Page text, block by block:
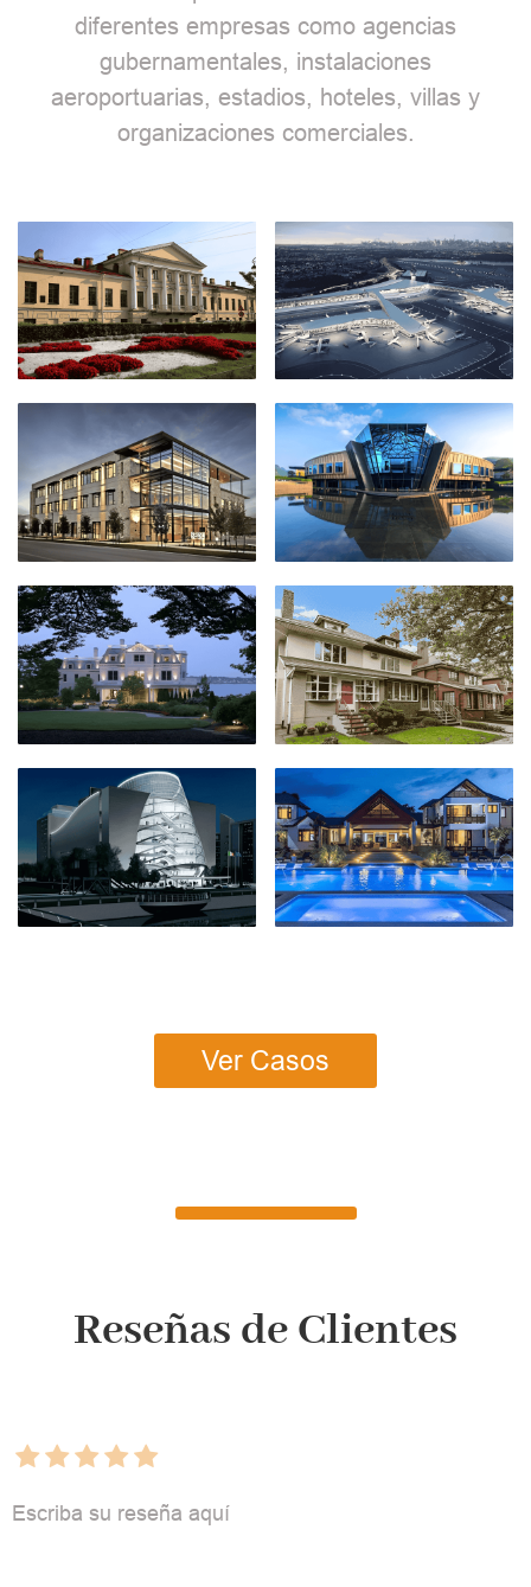
diferentes empresas como agencias
gubernamentales, instalaciones
aeroportuarias, estadios, hoteles, villas y
organizaciones comerciales.
Ver Casos
Reseñas de Clientes
Escriba su reseña aquí